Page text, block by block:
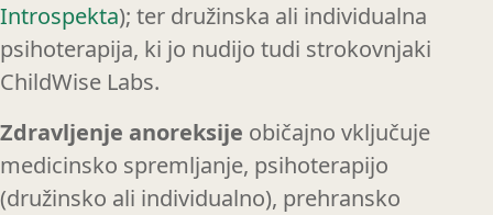
Introspekta); ter družinska ali individualna
psihoterapija, ki jo nudijo tudi strokovnjaki
ChildWise Labs.
Zdravljenje anoreksije običajno vključuje
medicinsko spremljanje, psihoterapijo
(družinsko ali individualno), prehransko